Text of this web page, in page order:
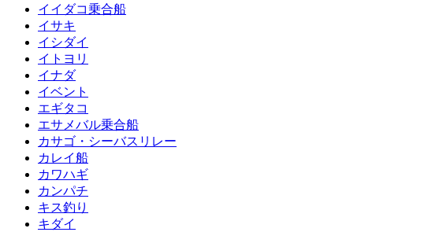
イイダコ乗合船
イサキ
イシダイ
イトヨリ
イナダ
イベント
エギタコ
エサメバル乗合船
カサゴ・シーバスリレー
カレイ船
カワハギ
カンパチ
キス釣り
キダイ